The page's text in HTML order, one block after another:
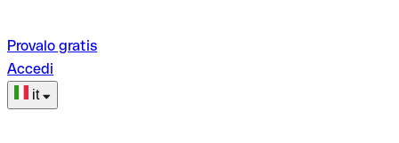
Provalo gratis
Accedi
it